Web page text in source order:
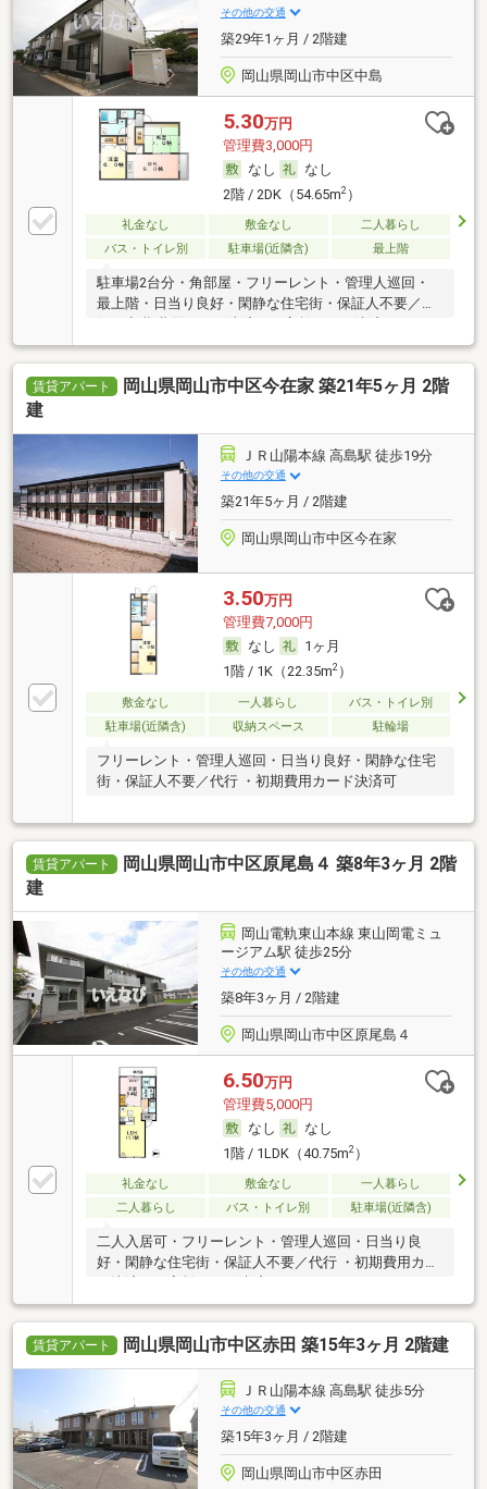
その他の交通
築29年1ヶ月 / 2階建
岡山県岡山市中区中島
5.30万円
管理費3,000円
なし
なし
2階 / 2DK（54.65m2）
礼金なし 敷金なし
二人暮らし
バス・トイレ別
駐車場(近隣含) 最上階
駐車場2台分・角部屋・フリーレント・管理人巡回・
最上階・日当り良好・閑静な住宅街・保証人不要／代
賃貸アパート
岡山県岡山市中区今在家 築21年5ヶ月 2階
建
ＪＲ山陽本線 高島駅 徒歩19分
その他の交通
築21年5ヶ月 / 2階建
岡山県岡山市中区今在家
3.50万円
管理費7,000円
なし
1ヶ月
1階 / 1K（22.35m2）
敷金なし 一人暮らし
バス・トイレ別
駐車場(近隣含)
収納スペース 駐輪場
フリーレント・管理人巡回・日当り良好・閑静な住宅
街・保証人不要／代行 ・初期費用カード決済可
賃貸アパート
岡山県岡山市中区原尾島４ 築8年3ヶ月 2階
建
岡山電軌東山本線 東山岡電ミュ
ージアム駅 徒歩25分
その他の交通
築8年3ヶ月 / 2階建
岡山県岡山市中区原尾島４
6.50万円
管理費5,000円
なし
なし
1階 / 1LDK（40.75m2）
礼金なし 敷金なし
一人暮らし
二人暮らし
バス・トイレ別 駐車場(近隣含)
二人入居可・フリーレント・管理人巡回・日当り良
好・閑静な住宅街・保証人不要／代行 ・初期費用カー
賃貸アパート 岡山県岡山市中区赤田 築15年3ヶ月 2階建
ＪＲ山陽本線 高島駅 徒歩5分
その他の交通
築15年3ヶ月 / 2階建
岡山県岡山市中区赤田